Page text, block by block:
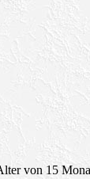
von 15